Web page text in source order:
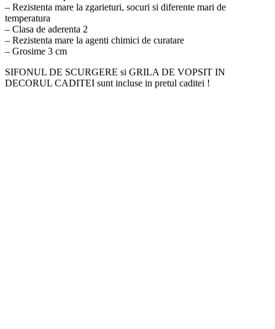
– Rezistenta mare la zgarieturi, socuri si diferente mari de
temperatura
– Clasa de aderenta 2
– Rezistenta mare la agenti chimici de curatare
– Grosime 3 cm
SIFONUL DE SCURGERE si GRILA DE VOPSIT IN
DECORUL CADITEI sunt incluse in pretul caditei !